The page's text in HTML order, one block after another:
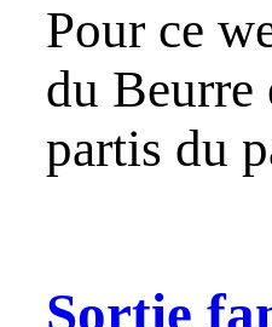
Pour ce
du Beurre
partis du
Sortie